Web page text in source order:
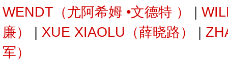
WENDT（尤阿希姆 •文德特 ）
廉）
XUE XIAOLU（薛晓路）
军）